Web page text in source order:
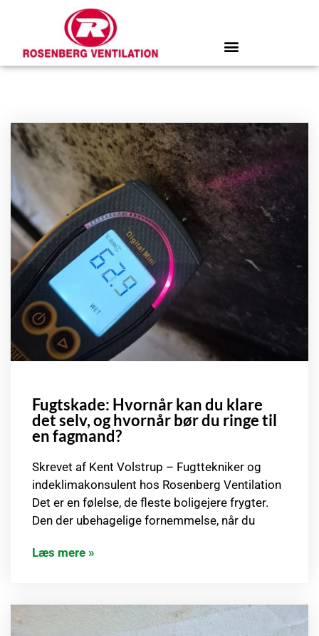
Fugtskade: Hvornår kan du klare
det selv, og hvornår bør du ringe til
en fagmand?
Skrevet af Kent Volstrup – Fugttekniker og
indeklimakonsulent hos Rosenberg Ventilation
Det er en følelse, de fleste boligejere frygter.
Den der ubehagelige fornemmelse, når du
Læs mere »